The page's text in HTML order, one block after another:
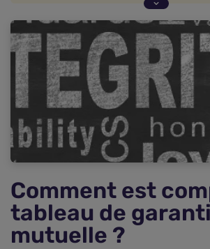
Qu'est-ce que la base de
Remboursement de mutuelle :
forfait ?
Quels sont les éléments les plus
un tableau de garanties de
Attention aux conditions générales
particulières de votre mutuelle
Comparer les mutuelles pour
rapport qualité/prix
Comment est
tableau de
mutuelle ?